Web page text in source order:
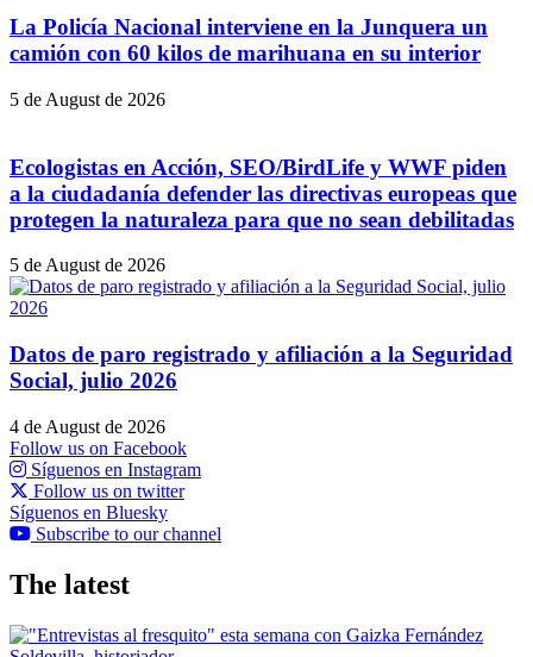
La Policía Nacional interviene en la Junquera un
camión con 60 kilos de marihuana en su interior
5 de August de 2026
Ecologistas en Acción, SEO/BirdLife y WWF piden
a la ciudadanía defender las directivas europeas que
protegen la naturaleza para que no sean debilitadas
5 de August de 2026
Datos de paro registrado y afiliación a la Seguridad
Social, julio 2026
4 de August de 2026
Follow us on Facebook
Síguenos en Instagram
Follow us on twitter
Síguenos en Bluesky
Subscribe to our channel
The latest